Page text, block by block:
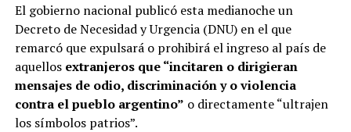
El gobierno nacional publicó esta medianoche un
Decreto de Necesidad y Urgencia (DNU) en el que
remarcó que expulsará o prohibirá el ingreso al país de
aquellos extranjeros que “incitaren o dirigieran
mensajes de odio, discriminación y o violencia
contra el pueblo argentino” o directamente “ultrajen
los símbolos patrios”.